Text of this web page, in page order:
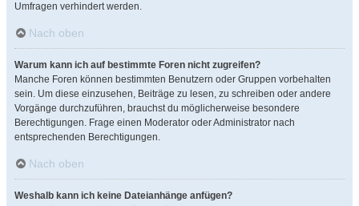
Umfragen verhindert werden.
Nach oben
Warum kann ich auf bestimmte Foren nicht zugreifen?
Manche Foren können bestimmten Benutzern oder Gruppen vorbehalten
sein. Um diese einzusehen, Beiträge zu lesen, zu schreiben oder andere
Vorgänge durchzuführen, brauchst du möglicherweise besondere
Berechtigungen. Frage einen Moderator oder Administrator nach
entsprechenden Berechtigungen.
Nach oben
Weshalb kann ich keine Dateianhänge anfügen?